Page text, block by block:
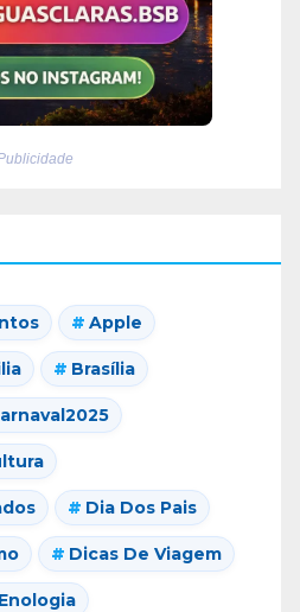
Apple
Brasília
Dia Dos Pais
Dicas De Viagem
Enologia